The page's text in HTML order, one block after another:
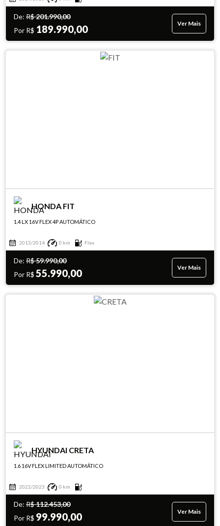
De: R$201.990,00
Por R$ 189.990,00 Ver Mais
HONDA FIT
1.4 LX 16V FLEX 4P AUTOMÁTICO
2013/2014 0 km Flex
De: R$59.990,00
Por R$ 55.990,00 Ver Mais
HYUNDAI CRETA
1.6 16V FLEX LIMITED AUTOMÁTICO
2022/2023 0 km
De: R$112.453,00
Por R$ 99.990,00 Ver Mais